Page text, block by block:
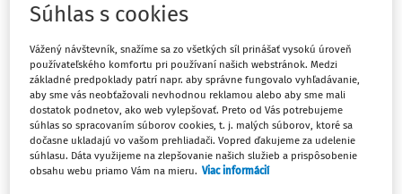
zdarma, prezentačné akcie. Môžeme náš konkrétny
dodanie toho istého druhu tovaru ako prijatý tovar
(alebo sa to myslí inak, ten istý druh tovaru) a prijať
tovar na sklad v ocenení: 2 000 kg za 2 538,69 € (t.j. 1,27
€/kg - zohľadnili sme 273 kg ako cenovú zľavu) t. z.
zaúčtujeme 2 000 kg na sklad 132/321 v ocenení 2 538,69
€. Alebo nepôjde o zľavu z ceny, ale o nepeňažný prijem
tovaru zdarma a ocení sa reálnou hodnotou podľa § 27
Súhlas s cookies
Vážený návštevník, snažíme sa zo všetkých síl prinášať vysokú úroveň
používateľského komfortu pri používaní našich webstránok. Medzi
základné predpoklady patrí napr. aby správne fungovalo vyhľadávanie,
aby sme vás neobťažovali nevhodnou reklamou alebo aby sme mali
dostatok podnetov, ako web vylepšovať. Preto od Vás potrebujeme
súhlas so spracovaním súborov cookies, t. j. malých súborov, ktoré sa
dočasne ukladajú vo vašom prehliadači. Vopred ďakujeme za udelenie
súhlasu. Dáta využijeme na zlepšovanie našich služieb a prispôsobenie
obsahu webu priamo Vám na mieru. Viac informácií